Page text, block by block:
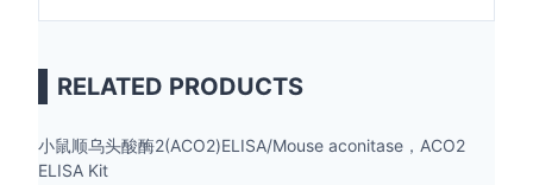
RELATED PRODUCTS
小鼠顺乌头酸酶2(ACO2)ELISA/Mouse aconitase，ACO2
ELISA Kit